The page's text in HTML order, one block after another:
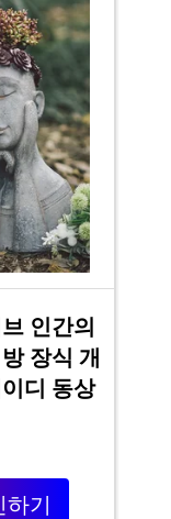
인간의
장식 개
디 동상
하기